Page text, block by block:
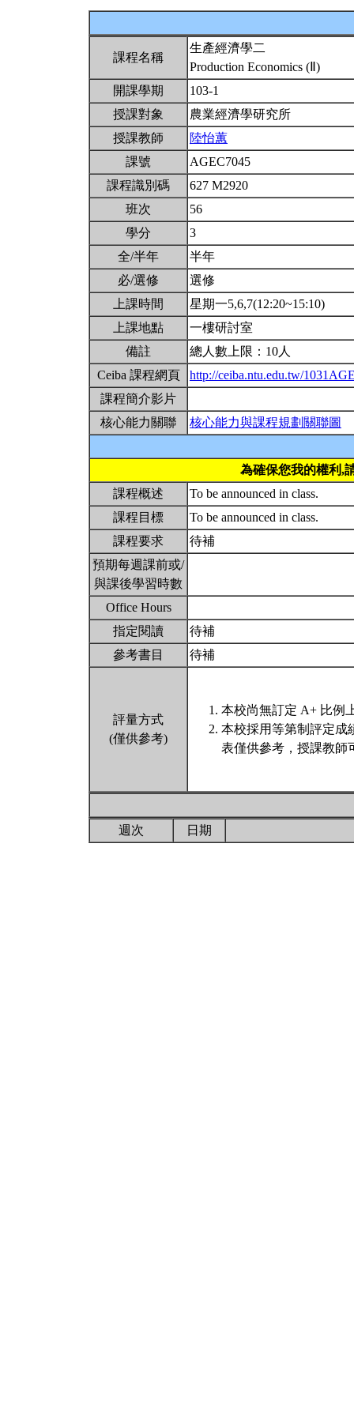
課程名稱
生產經濟學二
Production Economics (Ⅱ)
開課學期
103-1
授課對象
農業經濟學研究所
授課教師
陸怡蕙
課號
AGEC7045
課程識別碼
627 M2920
班次
56
學分
3
全/半年
半年
必/選修
選修
上課時間
星期一5,6,7(12:20~15:10)
上課地點
一樓研討室
備註
總人數上限：10人
Ceiba 課程網頁
http://ceiba.ntu.edu.tw/
課程簡介影片
核心能力關聯
核心能力與課程規劃關聯圖
為確保您我的權利,
課程概述
To be announced in class.
課程目標
To be announced in class.
課程要求
待補
預期每週課前或/
與課後學習時數
Office Hours
指定閱讀
待補
參考書目
待補
評量方式
(僅供參考)
本校尚無訂定 A+ 比例
本校採用等第制評定成
表僅供參考，授課教師
週次 日期